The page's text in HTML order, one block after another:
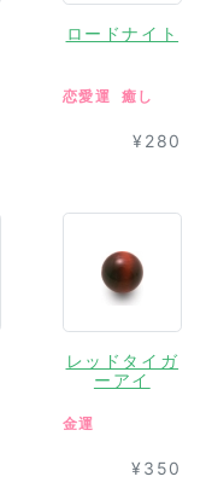
ロードナイト
恋愛運 癒し
¥280
レッドタイガ
ーアイ
金運
¥350